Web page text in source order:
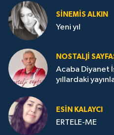
SINEMIS ALKIN
Yeni yıl
NOSTALJI
Acaba Diyanet
yıllardaki
ESIN KALAYCI
ERTELE-ME